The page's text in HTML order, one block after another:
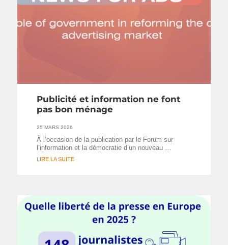
Publicité et information ne font
pas bon ménage
25 MARS 2026
À l’occasion de la publication par le Forum sur
l’information et la démocratie d’un nouveau …
LIRE LA SUITE